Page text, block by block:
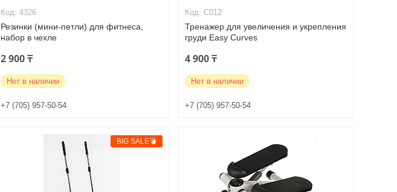
4326
Резинки (мини-петли) для фитнеса,
набор в чехле
2 900 ₸
Нет в наличии
+7 (705) 957-50-54
C012
Тренажер для увеличения и укрепления
груди Easy Curves
4 900 ₸
Нет в наличии
+7 (705) 957-50-54
BIG SALE💣